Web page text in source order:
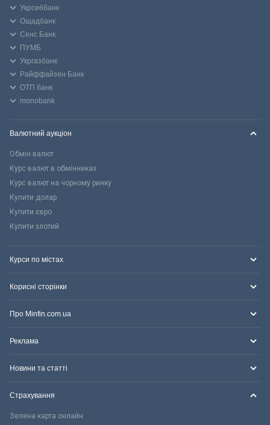
Укрсиббанк
Ощадбанк
Сенс Банк
ПУМБ
Укргазбанк
Райффайзен Банк
ОТП банк
monobank
Валютний аукціон
Обмін валют
Курс валют в обмінниках
Курс валют на чорному ринку
Купити долар
Купити євро
Купити злотий
Курси по містах
Корисні сторінки
Про Minfin.com.ua
Реклама
Новини та статті
Страхування
Зелена карта онлайн